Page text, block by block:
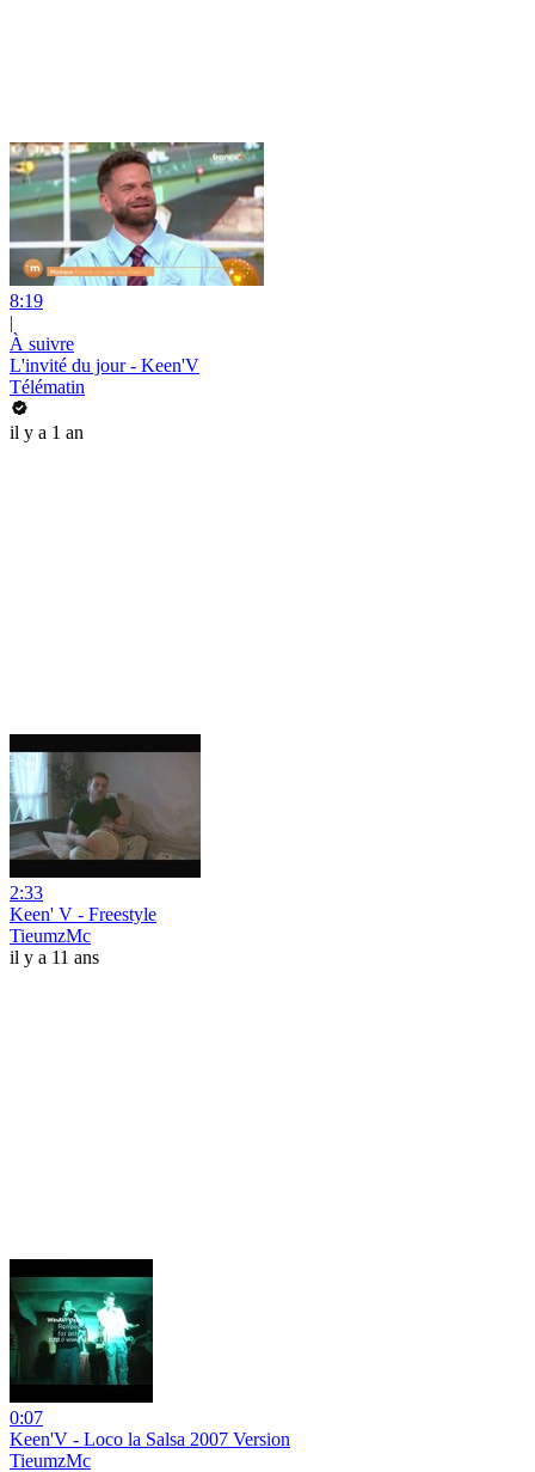
8:19
|
À suivre
L'invité du jour - Keen'V
Télématin
il y a 1 an
2:33
Keen' V - Freestyle
TieumzMc
il y a 11 ans
0:07
Keen'V - Loco la Salsa 2007 Version
TieumzMc